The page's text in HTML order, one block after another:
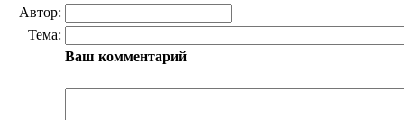
Автор:
Тема:
Ваш комментарий